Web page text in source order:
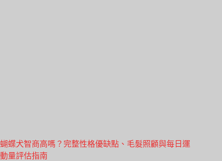
蝴蝶犬智商高嗎？完整性格優缺點、毛髮照顧與每日運
動量評估指南